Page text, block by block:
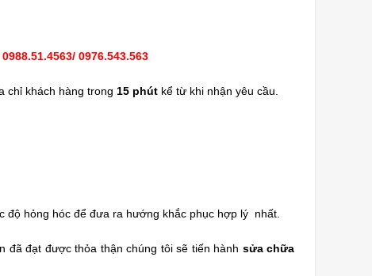
0988.51.4563/ 0976.543.563
chỉ khách hàng trong 15 phút kể từ khi nhận yêu cầu.
độ hỏng hóc để đưa ra hướng khắc phục hợp lý nhất.
đã đạt được thỏa thận chúng tôi sẽ tiến hành sửa chữa